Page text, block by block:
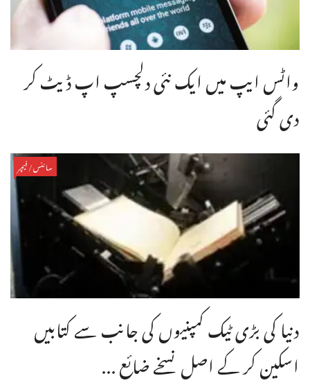
واٹس ایپ میں ایک نئی دلچسپ اپ ڈیٹ کر
دی گئی
سائنس/فیچر
دنیا کی بڑی ٹیک کمپنیوں کی جانب سے کتابیں
اسکین کر کے اصل نسخے ضائع ...